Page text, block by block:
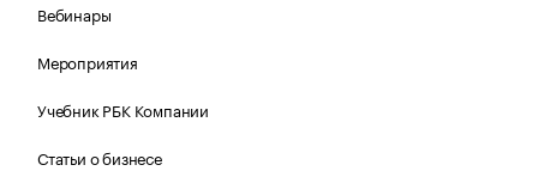
Вебинары
Мероприятия
Учебник РБК Компании
Статьи о бизнесе